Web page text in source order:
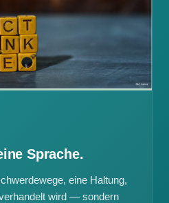
Sprache.
eine Haltung,
wird — sondern